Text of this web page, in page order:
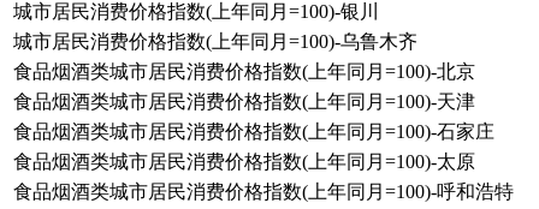
城市居民消费价格指数(上年同月=100)-银川
城市居民消费价格指数(上年同月=100)-乌鲁木齐
食品烟酒类城市居民消费价格指数(上年同月=100)-北京
食品烟酒类城市居民消费价格指数(上年同月=100)-天津
食品烟酒类城市居民消费价格指数(上年同月=100)-石家庄
食品烟酒类城市居民消费价格指数(上年同月=100)-太原
食品烟酒类城市居民消费价格指数(上年同月=100)-呼和浩特